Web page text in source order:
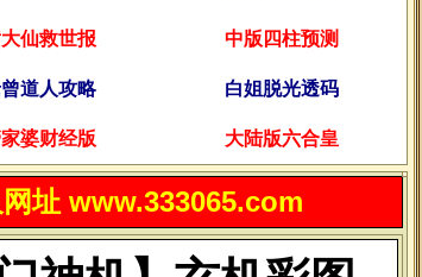
仙救世报 中版四柱预测
道人攻略 白姐脱光透码
婆财经版 大陆版六合皇
址 www.333065.com